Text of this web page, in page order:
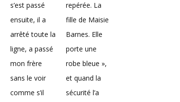
s’est passé
ensuite, il a
arrêté toute la
ligne, a passé
mon frère
sans le voir
comme s’il
repérée. La
fille de Maisie
Barnes. Elle
porte une
robe bleue »,
et quand la
sécurité l’a